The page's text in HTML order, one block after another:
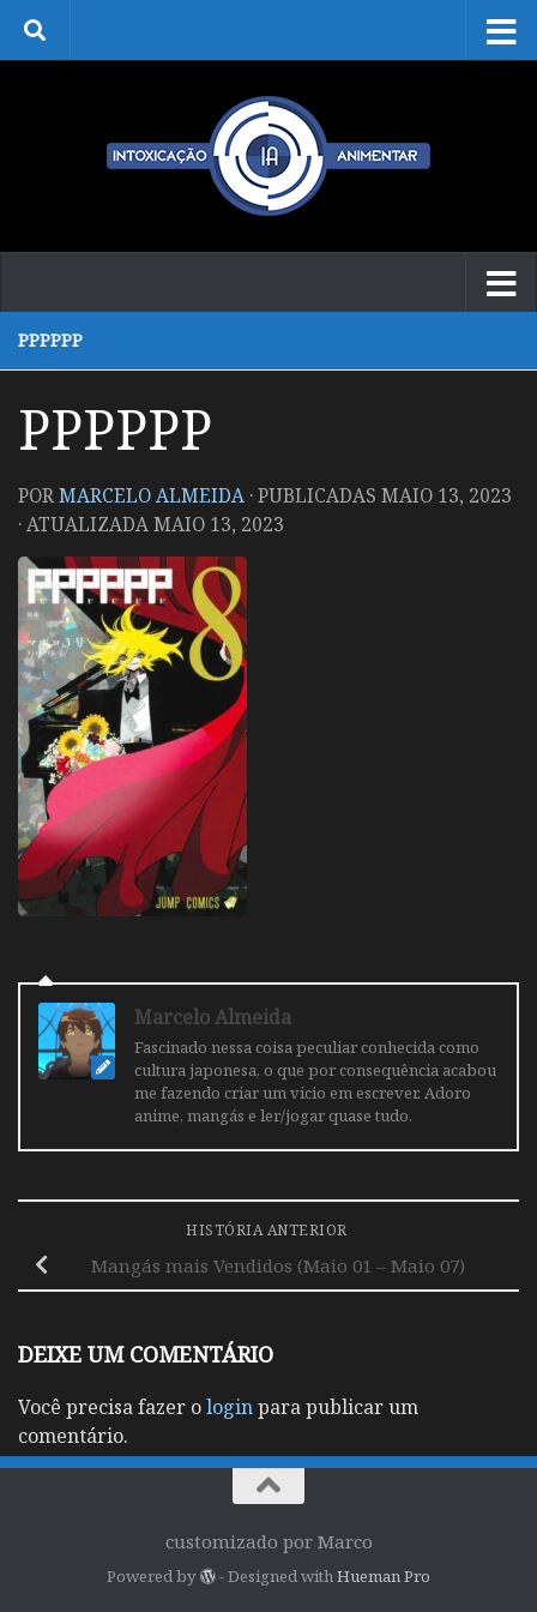
Skip to content
PPPPPP
PPPPPP
PORMARCELO ALMEIDA · PUBLICADAS MAIO 13, 2023
· ATUALIZADAMAIO 13, 2023
Marcelo Almeida
Fascinado nessa coisa peculiar conhecida como
cultura japonesa, o que por consequência acabou
me fazendo criar um vicio em escrever. Adoro
anime, mangás e ler/jogar quase tudo.
HISTÓRIA ANTERIOR
Mangás mais Vendidos (Maio 01 – Maio 07)
DEIXE UM COMENTÁRIO
Você precisa fazer ologinpara publicar um
comentário.
customizado por Marco
Powered by - Designed withHueman Pro